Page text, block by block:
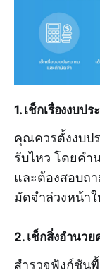
1. เช็กเรื่องงบป
คุณควรตั้งงบป
รับไหว โดยค
และต้องสอบถา
มัดจำล่วงหน้า
2. เช็กสิ่งอำนว
สำรวจฟังก์ชัน